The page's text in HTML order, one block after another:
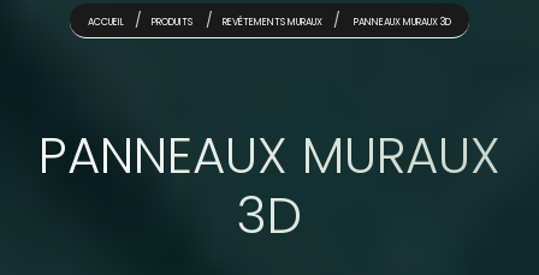
ACCUEIL PRODUITS REVÊTEMENTS MURAUX PANNEAUX MURAUX 3D
PANNEAUX MURAUX
3D